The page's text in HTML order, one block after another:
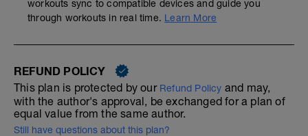
workouts sync to compatible devices and guide you
through workouts in real time. Learn More
REFUND POLICY
This plan is protected by our Refund Policy and may,
with the author's approval, be exchanged for a plan of
equal value from the same author.
Still have questions about this plan?